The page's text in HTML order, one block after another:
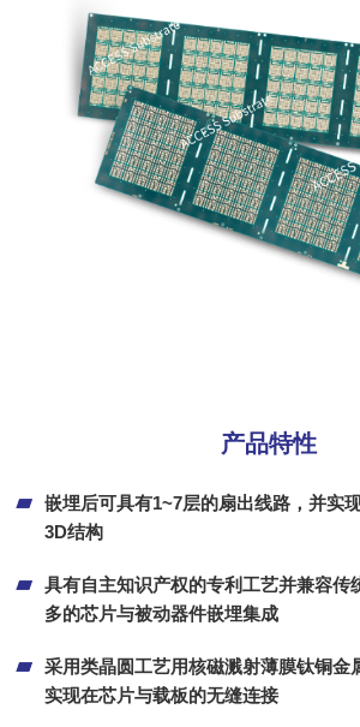
产品特性
嵌埋后可具有1~7层的扇出线路，并实
3D结构
具有自主知识产权的专利工艺并兼容传
多的芯片与被动器件嵌埋集成
采用类晶圆工艺用核磁溅射薄膜钛铜金
实现在芯片与载板的无缝连接